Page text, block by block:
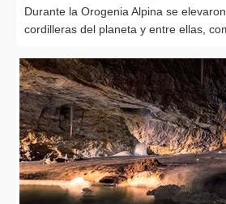
Durante la Orogenia Alpina se
cordilleras del planeta y entre ellas,